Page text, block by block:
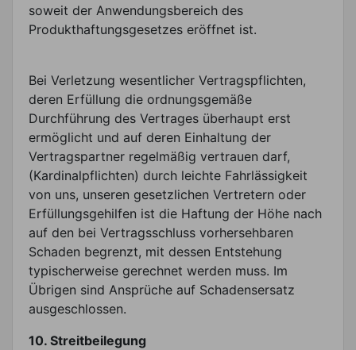
soweit der Anwendungsbereich des
Produkthaftungsgesetzes eröffnet ist.
Bei Verletzung wesentlicher Vertragspflichten,
deren Erfüllung die ordnungsgemäße
Durchführung des Vertrages überhaupt erst
ermöglicht und auf deren Einhaltung der
Vertragspartner regelmäßig vertrauen darf,
(Kardinalpflichten) durch leichte Fahrlässigkeit
von uns, unseren gesetzlichen Vertretern oder
Erfüllungsgehilfen ist die Haftung der Höhe nach
auf den bei Vertragsschluss vorhersehbaren
Schaden begrenzt, mit dessen Entstehung
typischerweise gerechnet werden muss. Im
Übrigen sind Ansprüche auf Schadensersatz
ausgeschlossen.
10. Streitbeilegung